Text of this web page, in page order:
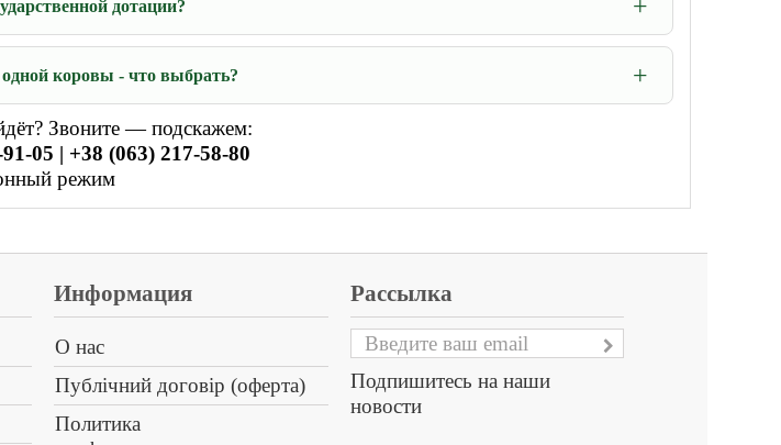
дотации?
коровы - что выбрать?
Звоните — подскажем:
05 | +38 (063) 217-58-80
режим
Информация
О нас
Публічний договір (оферта)
Политика
Рассылка
Подпишитесь на наши
новости